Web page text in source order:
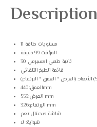
Description
11 مستويات طاقة
المؤقت 99 دقيقة
30 ثانية طهي اكسبرس
قائمة الطبخ التلقائي
العمق:440mm
العرض:553 mm
الإرتفاع:326 mm
شاشة ديجيتال:نعم
شواية: لا